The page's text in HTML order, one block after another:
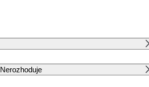
Nerozhoduje